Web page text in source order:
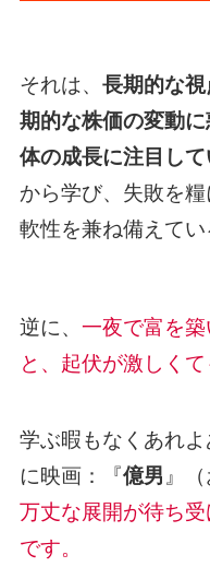
それは、 長期的な
期的な株価の変動
体の成長に注目し
から学び、失敗を
軟性を兼ね備えてい
逆に、 一夜で富を
と、起伏が激しくて
学ぶ暇もなくあれ
に映画：『億男』
万丈な展開が待ち
です。